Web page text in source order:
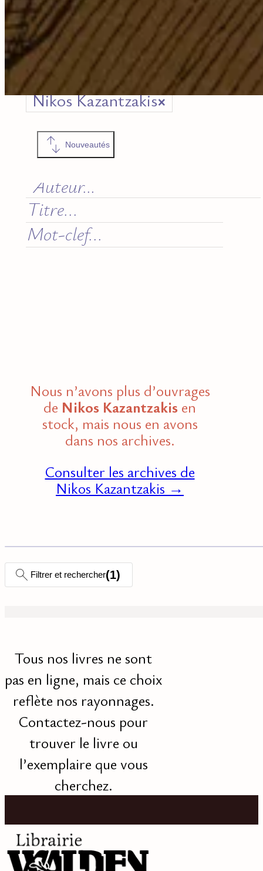
Nikos Kazantzakis×
Nouveautés
Effacer les filtres
Nous n’avons plus d’ouvrages
de Nikos Kazantzakis en
stock, mais nous en avons
dans nos archives.
Consulter les archives de
Nikos Kazantzakis →
Filtrer et rechercher(1)
Tous nos livres ne sont
pas en ligne, mais ce choix
reflète nos rayonnages.
Contactez-nous pour
trouver le livre ou
l’exemplaire que vous
cherchez.